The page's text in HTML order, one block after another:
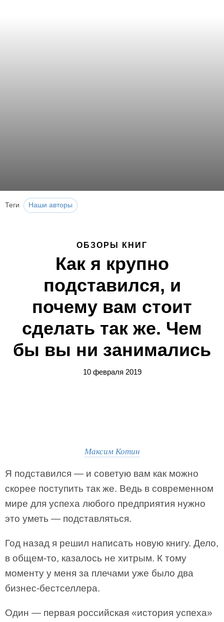
Теги Наши авторы
ОБЗОРЫ КНИГ
Как я крупно
подставился, и
почему вам стоит
сделать так же. Чем
бы вы ни занимались
10 февраля 2019
Максим Котин
Я подставился — и советую вам как можно
скорее поступить так же. Ведь в современном
мире для успеха любого предприятия нужно
это уметь — подставляться.
Год назад я решил написать новую книгу. Дело,
в общем-то, казалось не хитрым. К тому
моменту у меня за плечами уже было два
бизнес-бестселлера.
Один — первая российская «история успеха»